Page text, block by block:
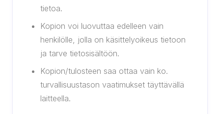
tietoa.
Kopion voi luovuttaa edelleen vain
henkilölle, jolla on käsittelyoikeus tietoon
ja tarve tietosisältöön.
Kopion/tulosteen saa ottaa vain ko.
turvallisuustason vaatimukset täyttävällä
laitteella.